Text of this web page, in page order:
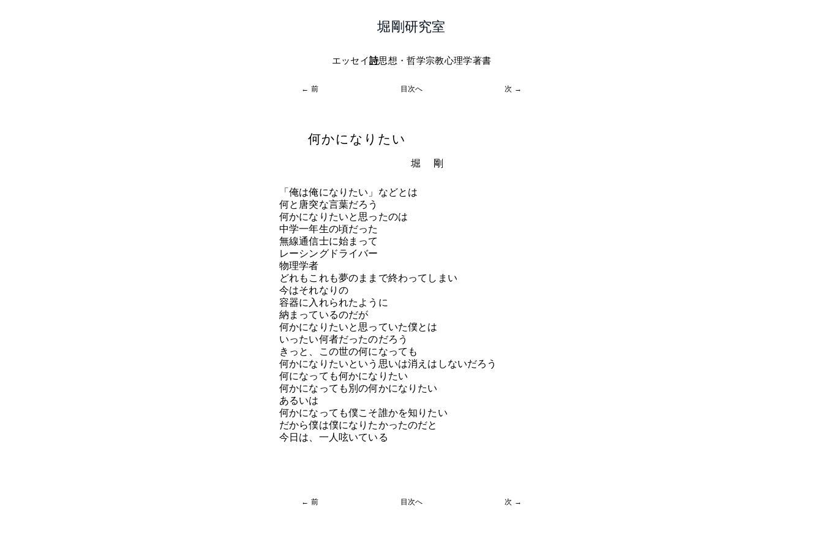
堀剛研究室
エッセイ詩思想・哲学宗教心理学著書
← 前 目次へ 次 →
何かになりたい
堀 剛
「俺は俺になりたい」などとは
何と唐突な言葉だろう
何かになりたいと思ったのは
中学一年生の頃だった
無線通信士に始まって
レーシングドライバー
物理学者
どれもこれも夢のままで終わってしまい
今はそれなりの
容器に入れられたように
納まっているのだが
何かになりたいと思っていた僕とは
いったい何者だったのだろう
きっと、この世の何になっても
何かになりたいという思いは消えはしないだろう
何になっても何かになりたい
何かになっても別の何かになりたい
あるいは
何かになっても僕こそ誰かを知りたい
だから僕は僕になりたかったのだと
今日は、一人呟いている
← 前 目次へ 次 →